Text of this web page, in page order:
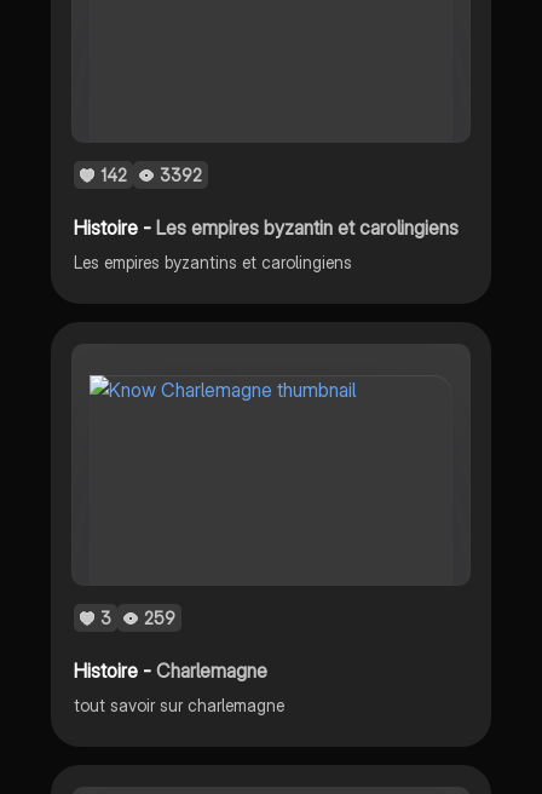
142 3392
Histoire -Les empires byzantin et carolingiens
Les empires byzantins et carolingiens
3 259
Histoire -Charlemagne
tout savoir sur charlemagne